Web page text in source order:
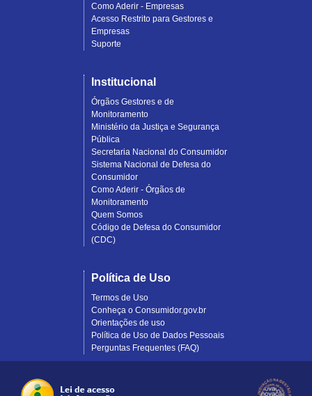
Como Aderir - Empresas
Acesso Restrito para Gestores e
Empresas
Suporte
Institucional
Órgãos Gestores e de
Monitoramento
Ministério da Justiça e Segurança
Pública
Secretaria Nacional do Consumidor
Sistema Nacional de Defesa do
Consumidor
Como Aderir - Órgãos de
Monitoramento
Quem Somos
Código de Defesa do Consumidor
(CDC)
Política de Uso
Termos de Uso
Conheça o Consumidor.gov.br
Orientações de uso
Política de Uso de Dados Pessoais
Perguntas Frequentes (FAQ)